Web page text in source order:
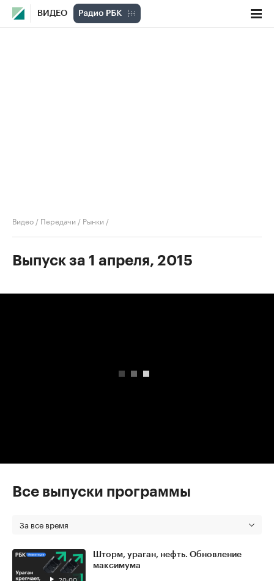
ВИДЕО
Видео / Передачи / Рынки /
Выпуск за 1 апреля, 2015
Все выпуски программы
За все время
Шторм, ураган, нефть. Обновление
максимума